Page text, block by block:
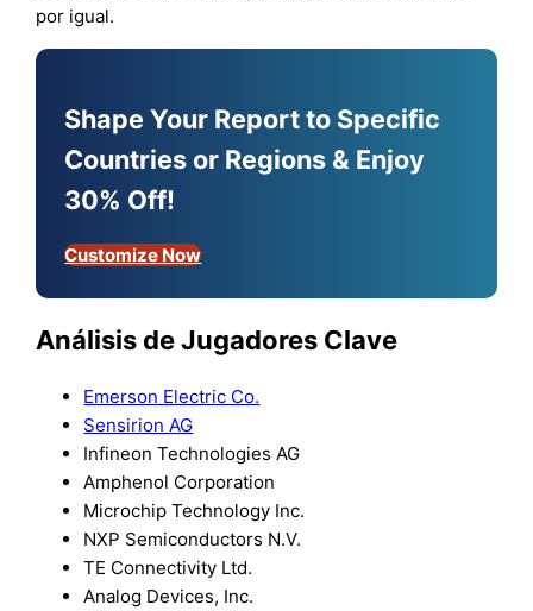
por igual.
Shape Your Report to Specific
Countries or Regions & Enjoy
30% Off!
Customize Now
Análisis de Jugadores Clave
Emerson Electric Co.
Sensirion AG
Infineon Technologies AG
Amphenol Corporation
Microchip Technology Inc.
NXP Semiconductors N.V.
TE Connectivity Ltd.
Analog Devices, Inc.